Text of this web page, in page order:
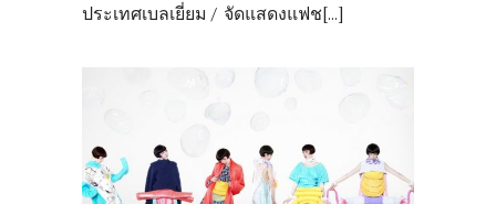
ประเทศเบลเยี่ยม / จัดแสดงแฟช[...]